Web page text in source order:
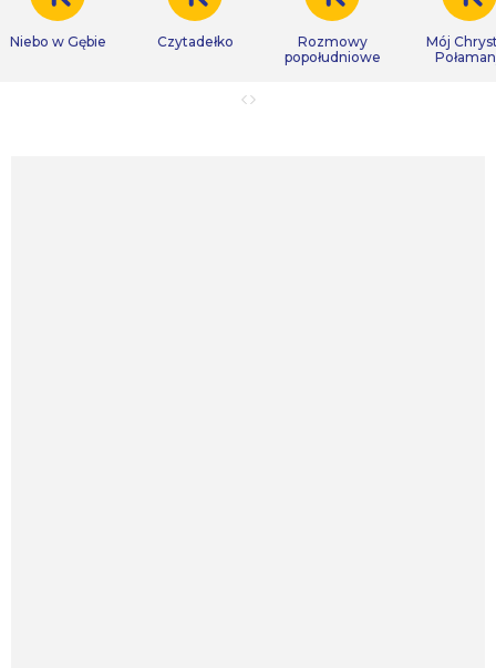
Niebo w Gębie Czytadełko
Rozmowy
popołudniowe
Mój